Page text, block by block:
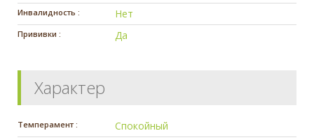
Инвалидность : Нет
Прививки : Да
Характер
Темперамент : Спокойный